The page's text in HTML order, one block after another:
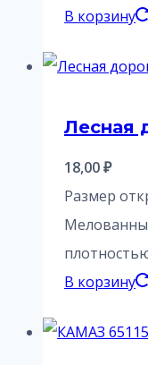
В корзину
Лесная
18,00₽
Размер
В корзину